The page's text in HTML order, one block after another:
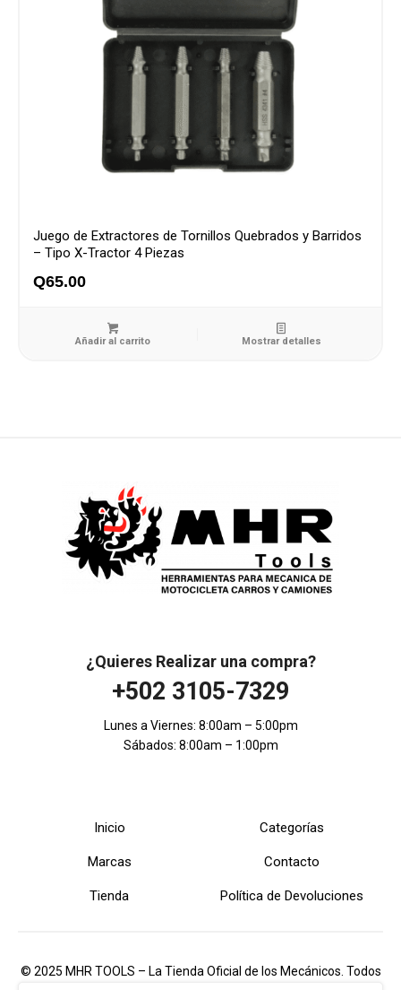
Juego de Extractores de Tornillos Quebrados y Barridos
– Tipo X-Tractor 4 Piezas
Q65.00
Añadir al carrito Mostrar detalles
¿Quieres Realizar una compra?
+502 3105-7329
Lunes a Viernes: 8:00am – 5:00pm
Sábados: 8:00am – 1:00pm
Inicio Categorías
Marcas Contacto
Tienda Política de Devoluciones
© 2025 MHR TOOLS – La Tienda Oficial de los Mecánicos. Todos